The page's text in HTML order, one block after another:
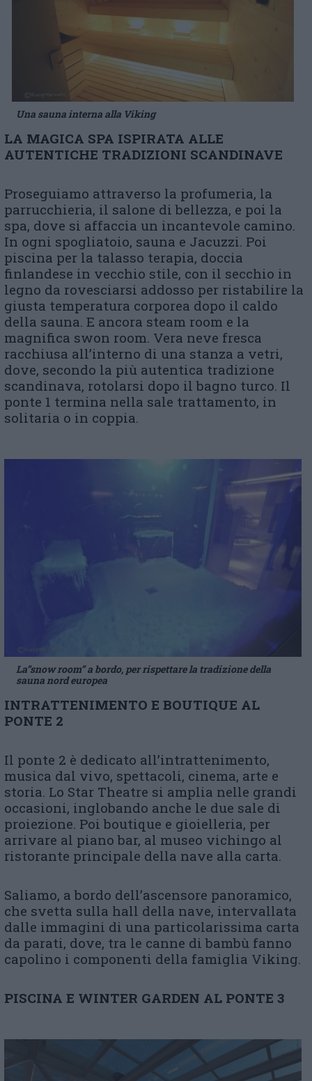
Una sauna interna alla Viking
LA MAGICA SPA ISPIRATA ALLE
AUTENTICHE TRADIZIONI SCANDINAVE
Proseguiamo attraverso la profumeria, la
parrucchieria, il salone di bellezza, e poi la
spa, dove si affaccia un incantevole camino.
In ogni spogliatoio, sauna e Jacuzzi. Poi
piscina per la talasso terapia, doccia
finlandese in vecchio stile, con il secchio in
legno da rovesciarsi addosso per ristabilire la
giusta temperatura corporea dopo il caldo
della sauna. E ancora steam room e la
magnifica swon room. Vera neve fresca
racchiusa all’interno di una stanza a vetri,
dove, secondo la più autentica tradizione
scandinava, rotolarsi dopo il bagno turco. Il
ponte 1 termina nella sale trattamento, in
solitaria o in coppia.
La”snow room” a bordo, per rispettare la tradizione della
sauna nord europea
INTRATTENIMENTO E BOUTIQUE AL
PONTE 2
Il ponte 2 è dedicato all’intrattenimento,
musica dal vivo, spettacoli, cinema, arte e
storia. Lo Star Theatre si amplia nelle grandi
occasioni, inglobando anche le due sale di
proiezione. Poi boutique e gioielleria, per
arrivare al piano bar, al museo vichingo al
ristorante principale della nave alla carta.
Saliamo, a bordo dell’ascensore panoramico,
che svetta sulla hall della nave, intervallata
dalle immagini di una particolarissima carta
da parati, dove, tra le canne di bambù fanno
capolino i componenti della famiglia Viking.
PISCINA E WINTER GARDEN AL PONTE 3